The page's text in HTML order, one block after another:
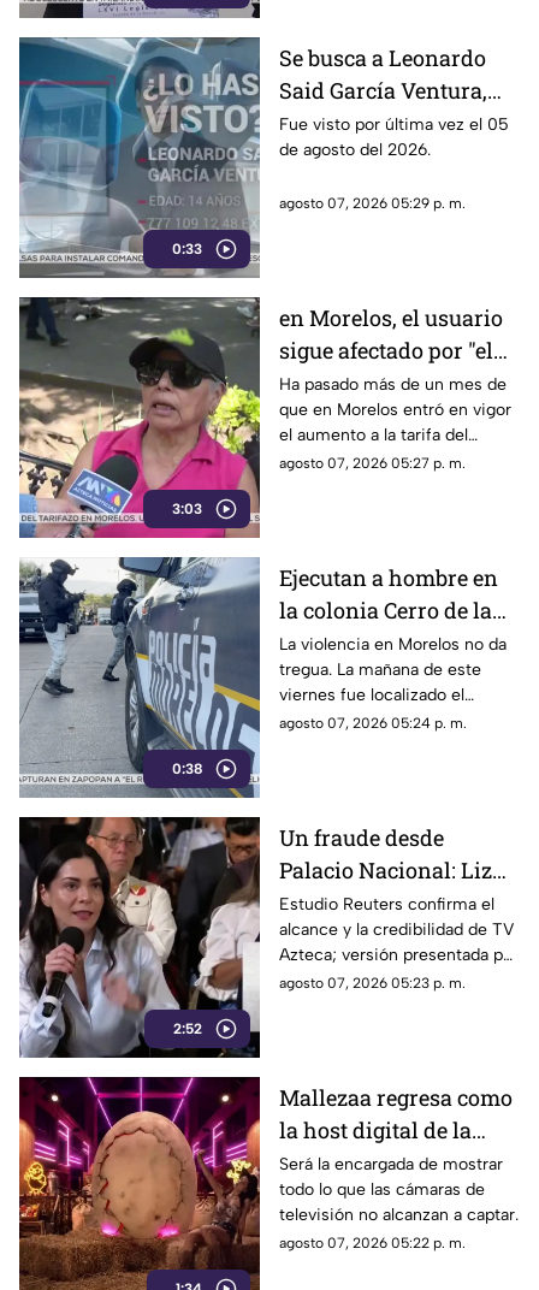
entre ellos Rubén Rocha y
Enrique Inzunza.
0:33
Se busca a Leonardo
Said García Ventura,
desaparecido en
Cuernavaca
Fue visto por última vez el 05
de agosto del 2026.
agosto 07, 2026 05:29 p. m.
3:03
en Morelos, el usuario
sigue afectado por "el
tarifazo"
Ha pasado más de un mes de
que en Morelos entró en vigor
el aumento a la tarifa del
transporte público. Un mes,
al interior de las unidades.
agosto 07, 2026 05:27 p. m.
0:38
Ejecutan a hombre en
la colonia Cerro de la
Corona
La violencia en Morelos no da
tregua. La mañana de este
viernes fue localizado el
cuerpo de un hombre con
agosto 07, 2026 05:24 p. m.
2:52
Un fraude desde
Palacio Nacional: Liz
Vilchis intentó
desvirtuar estudio de
Reuters sobre la
credibilidad de TV
Estudio Reuters confirma el
alcance y la credibilidad de TV
Azteca; versión presentada por
Liz Vilchis fue cuestionada al
agosto 07, 2026 05:23 p. m.
Mallezaa regresa como
la host digital de la
segunda temporada de
La Granja VIP
Será la encargada de mostrar
todo lo que las cámaras de
televisión no alcanzan a captar.
agosto 07, 2026 05:22 p. m.